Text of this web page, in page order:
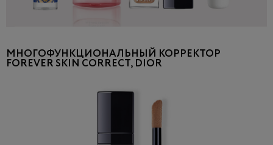
МНОГОФУНКЦИОНАЛЬНЫЙ КОРРЕКТОР
FOREVER SKIN CORRECT, DIOR